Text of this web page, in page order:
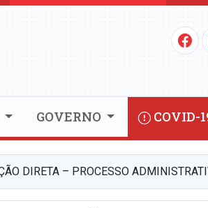
GOVERNO COVID-
DIRETA – PROCESSO